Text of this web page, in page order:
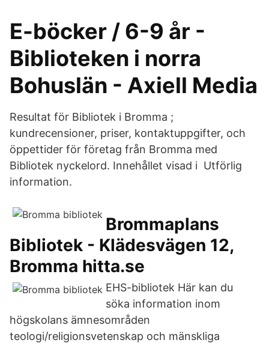
E-böcker / 6-9 år -
Biblioteken i norra
Bohuslän - Axiell Media
Resultat för Bibliotek i Bromma ;
kundrecensioner, priser, kontaktuppgifter, och
öppettider för företag från Bromma med
Bibliotek nyckelord. Innehållet visad i Utförlig
information.
Brommaplans
Bibliotek - Klädesvägen 12,
Bromma hitta.se
EHS-bibliotek Här kan du
söka information inom
högskolans ämnesområden
teologi/religionsvetenskap och mänskliga